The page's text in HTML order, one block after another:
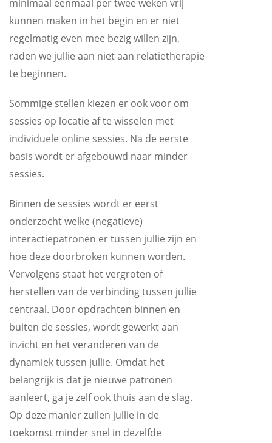
minimaal eenmaal per twee weken vrij
kunnen maken in het begin en er niet
regelmatig even mee bezig willen zijn,
raden we jullie aan niet aan relatietherapie
te beginnen.
Sommige stellen kiezen er ook voor om
sessies op locatie af te wisselen met
individuele online sessies. Na de eerste
basis wordt er afgebouwd naar minder
sessies.
Binnen de sessies wordt er eerst
onderzocht welke (negatieve)
interactiepatronen er tussen jullie zijn en
hoe deze doorbroken kunnen worden.
Vervolgens staat het vergroten of
herstellen van de verbinding tussen jullie
centraal. Door opdrachten binnen en
buiten de sessies, wordt gewerkt aan
inzicht en het veranderen van de
dynamiek tussen jullie. Omdat het
belangrijk is dat je nieuwe patronen
aanleert, ga je zelf ook thuis aan de slag.
Op deze manier zullen jullie in de
toekomst minder snel in dezelfde